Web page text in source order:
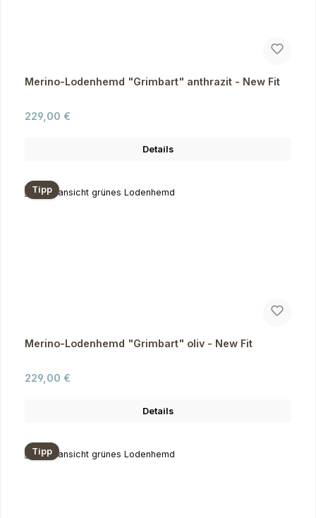
Merino-Lodenhemd "Grimbart" anthrazit - New Fit
Regulärer Preis:
229,00 €
Details
Tipp
Merino-Lodenhemd "Grimbart" oliv - New Fit
Regulärer Preis:
229,00 €
Details
Tipp